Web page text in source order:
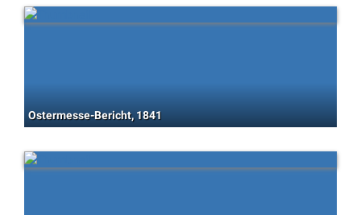
Ostermesse-Bericht, 1841